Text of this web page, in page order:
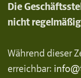
Die
nicht
Während dieser
erreichbar: